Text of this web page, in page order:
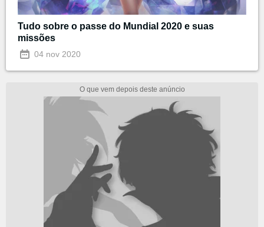
Tudo sobre o passe do Mundial 2020 e suas
missões
04 nov 2020